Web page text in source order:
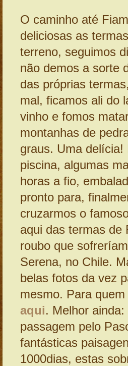
O caminho até
deliciosas as
terreno, seguimos
não demos a sorte
das próprias
mal, ficamos ali do
vinho e fomos
montanhas de
graus. Uma delícia!
piscina, algumas
horas a fio,
pronto para,
cruzarmos o
aqui das termas de
roubo que
Serena, no Chile.
belas fotos da vez
mesmo. Para
aqui. Melhor
passagem pelo
fantásticas
1000dias, estas